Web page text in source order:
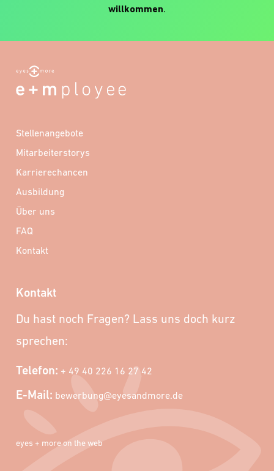
willkommen.
Stellenangebote
Mitarbeiterstorys
Karrierechancen
Ausbildung
Über uns
FAQ
Kontakt
Kontakt
Du hast noch Fragen? Lass uns doch kurz
sprechen:
Telefon: + 49 40 226 16 27 42
E-Mail: bewerbung@eyesandmore.de
eyes + more on the web